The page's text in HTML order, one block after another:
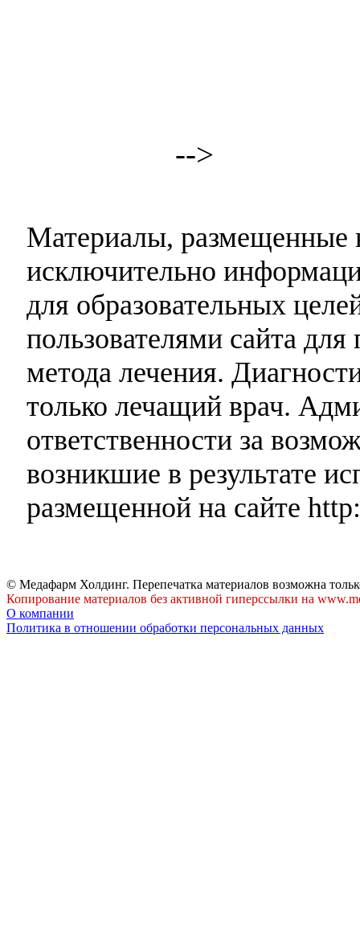
-->
Материалы, размещенные
исключительно
для образовательных
пользователями сайта
метода лечения.
только лечащий врач.
ответственности за
возникшие в результате
размещенной на сайте
© Медафарм Холдинг. Перепечатка материалов возможна
Копирование материалов без активной гиперссылки на
О компании
Политика в отношении обработки персональных данных